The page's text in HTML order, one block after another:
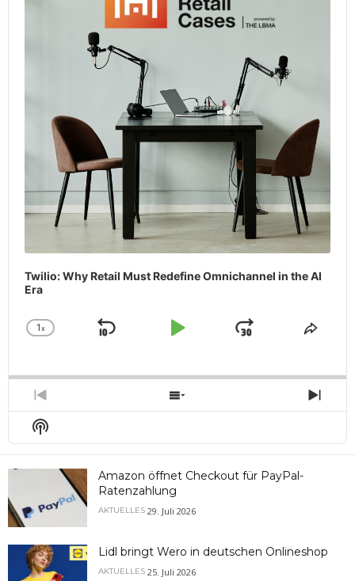
Twilio: Why Retail Must Redefine Omnichannel in the AI
Era
Change
1x
Skip
Play
Jump
Share
Previous
Episode
Show
Episodes
Next
Show
Podcast
Information
Amazon öffnet Checkout für PayPal-
Ratenzahlung
AKTUELLES 29. Juli 2026
Lidl bringt Wero in deutschen Onlineshop
AKTUELLES 25. Juli 2026